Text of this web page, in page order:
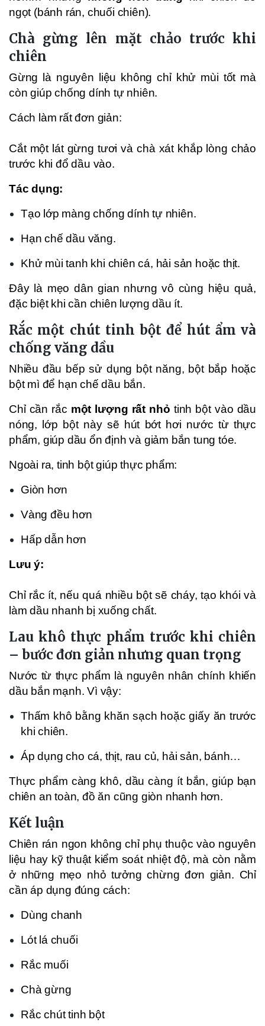
ngọt (bánh rán, chuối chiên).
Chà gừng lên mặt chảo trước khi
chiên
Gừng là nguyên liệu không chỉ khử mùi tốt mà
còn giúp chống dính tự nhiên.
Cách làm rất đơn giản:
Cắt một lát gừng tươi và chà xát khắp lòng chảo
trước khi đổ dầu vào.
Tác dụng:
Tạo lớp màng chống dính tự nhiên.
Hạn chế dầu văng.
Khử mùi tanh khi chiên cá, hải sản hoặc thịt.
Đây là mẹo dân gian nhưng vô cùng hiệu quả,
đặc biệt khi cần chiên lượng dầu ít.
Rắc một chút tinh bột để hút ẩm và
chống văng dầu
Nhiều đầu bếp sử dụng bột năng, bột bắp hoặc
bột mì để hạn chế dầu bắn.
Chỉ cần rắc một lượng rất nhỏ tinh bột vào dầu
nóng, lớp bột này sẽ hút bớt hơi nước từ thực
phẩm, giúp dầu ổn định và giảm bắn tung tóe.
Ngoài ra, tinh bột giúp thực phẩm:
Giòn hơn
Vàng đều hơn
Hấp dẫn hơn
Lưu ý:
Chỉ rắc ít, nếu quá nhiều bột sẽ cháy, tạo khói và
làm dầu nhanh bị xuống chất.
Lau khô thực phẩm trước khi chiên
– bước đơn giản nhưng quan trọng
Nước từ thực phẩm là nguyên nhân chính khiến
dầu bắn mạnh. Vì vậy:
Thấm khô bằng khăn sạch hoặc giấy ăn trước
khi chiên.
Áp dụng cho cá, thịt, rau củ, hải sản, bánh…
Thực phẩm càng khô, dầu càng ít bắn, giúp bạn
chiên an toàn, đồ ăn cũng giòn nhanh hơn.
Kết luận
Chiên rán ngon không chỉ phụ thuộc vào nguyên
liệu hay kỹ thuật kiểm soát nhiệt độ, mà còn nằm
ở những mẹo nhỏ tưởng chừng đơn giản. Chỉ
cần áp dụng đúng cách:
Dùng chanh
Lót lá chuối
Rắc muối
Chà gừng
Rắc chút tinh bột